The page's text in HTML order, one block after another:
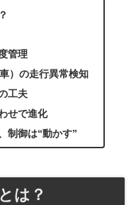
管理
）の走行異常検知
工夫
せで進化
制御は“動かす”
は？